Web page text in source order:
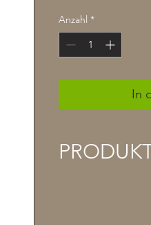
Anzahl *
In